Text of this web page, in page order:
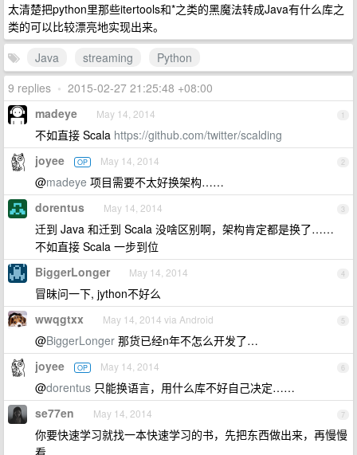
太清楚把python里那些itertools和*之类的黑魔法转成Java有什么库之
类的可以比较漂亮地实现出来。
Java
streaming
Python
9 replies • 2015-02-27 21:25:48 +08:00
1
madeye May 14, 2014
不如直接 Scala https://github.com/twitter/scalding
2
joyee OP May 14, 2014
@madeye 项目需要不太好换架构……
3
dorentus May 14, 2014
迁到 Java 和迁到 Scala 没啥区别啊，架构肯定都是换了……
不如直接 Scala 一步到位
4
BiggerLonger May 14, 2014
冒昧问一下, jython不好么
5
wwqgtxx May 14, 2014 via Android
@BiggerLonger 那货已经n年不怎么开发了…
6
joyee OP May 14, 2014
@dorentus 只能换语言，用什么库不好自己决定……
7
se77en May 14, 2014
你要快速学习就找一本快速学习的书，先把东西做出来，再慢慢
看